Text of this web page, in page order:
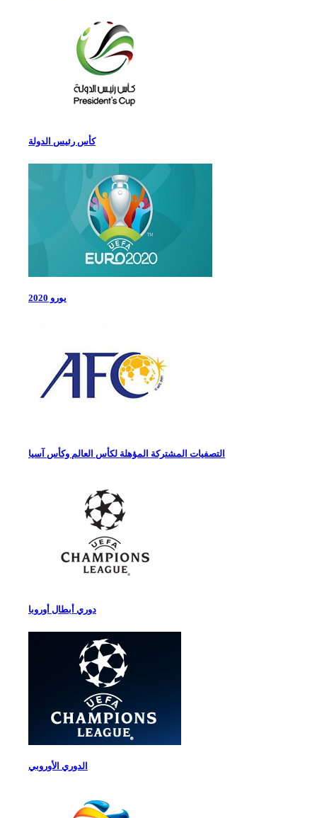
كأس رئيس الدولة
يورو 2020
التصفيات المشتركة المؤهلة لكأس العالم وكأس آسيا
دوري أبطال أوروبا
الدوري الأوروبي